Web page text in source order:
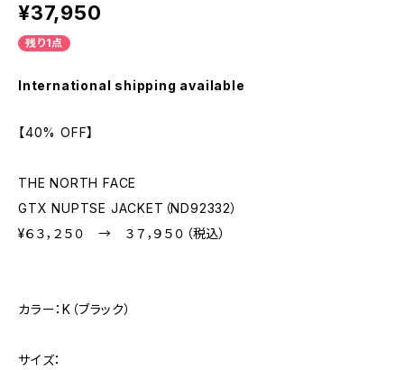
¥37,950
残り1点
International shipping available
【40% OFF】
THE NORTH FACE
GTX NUPTSE JACKET（ND92332）
¥６３，２５０ → ３７，９５０（税込）
カラー：K（ブラック）
サイズ：